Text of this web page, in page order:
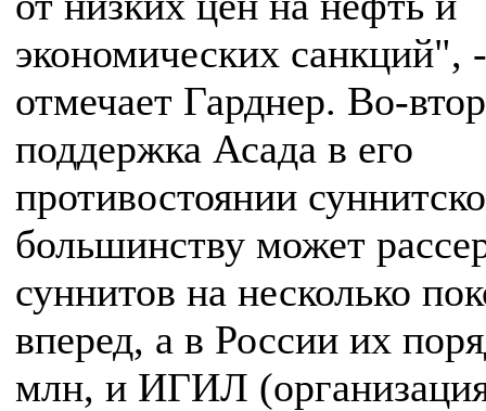
экономических санкций", -
отмечает Гарднер. Во-
поддержка Асада в его
противостоянии
большинству может
суннитов на несколько
вперед, а в России их
млн, и ИГИЛ